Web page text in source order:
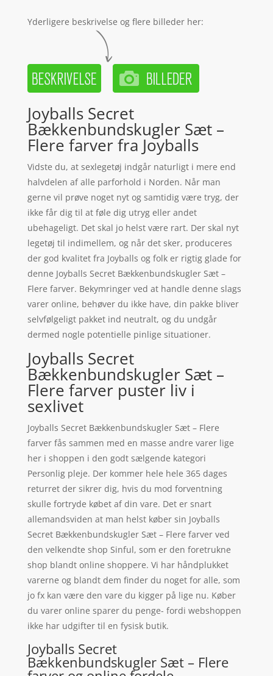
Yderligere beskrivelse og flere billeder her:
Joyballs Secret
Bækkenbundskugler Sæt –
Flere farver fra Joyballs
Vidste du, at sexlegetøj indgår naturligt i mere end
halvdelen af alle parforhold i Norden. Når man
gerne vil prøve noget nyt og samtidig være tryg, der
ikke får dig til at føle dig utryg eller andet
ubehageligt. Det skal jo helst være rart. Der skal nyt
legetøj til indimellem, og når det sker, produceres
der god kvalitet fra Joyballs og folk er rigtig glade for
denne Joyballs Secret Bækkenbundskugler Sæt –
Flere farver. Bekymringer ved at handle denne slags
varer online, behøver du ikke have, din pakke bliver
selvfølgeligt pakket ind neutralt, og du undgår
dermed nogle potentielle pinlige situationer.
Joyballs Secret
Bækkenbundskugler Sæt –
Flere farver puster liv i
sexlivet
Joyballs Secret Bækkenbundskugler Sæt – Flere
farver fås sammen med en masse andre varer lige
her i shoppen i den godt sælgende kategori
Personlig pleje. Der kommer hele hele 365 dages
returret der sikrer dig, hvis du mod forventning
skulle fortryde købet af din vare. Det er snart
allemandsviden at man helst køber sin Joyballs
Secret Bækkenbundskugler Sæt – Flere farver ved
den velkendte shop Sinful, som er den foretrukne
shop blandt online shoppere. Vi har håndplukket
varerne og blandt dem finder du noget for alle, som
jo fx kan være den vare du kigger på lige nu. Køber
du varer online sparer du penge- fordi webshoppen
ikke har udgifter til en fysisk butik.
Joyballs Secret
Bækkenbundskugler Sæt – Flere